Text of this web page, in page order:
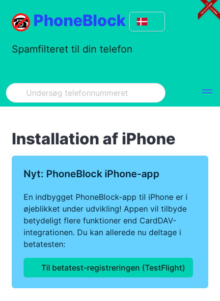
PhoneBlock
Spamfilteret til din telefon
Installation af iPhone
Nyt: PhoneBlock iPhone-app
En indbygget PhoneBlock-app til iPhone er i
øjeblikket under udvikling! Appen vil tilbyde
betydeligt flere funktioner end CardDAV-
integrationen. Du kan allerede nu deltage i
betatesten:
Til betatest-registreringen (TestFlight)